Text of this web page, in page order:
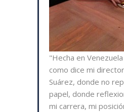
"Hecha en
como dice mi
Suárez, donde no
papel, donde
mi carrera, mi